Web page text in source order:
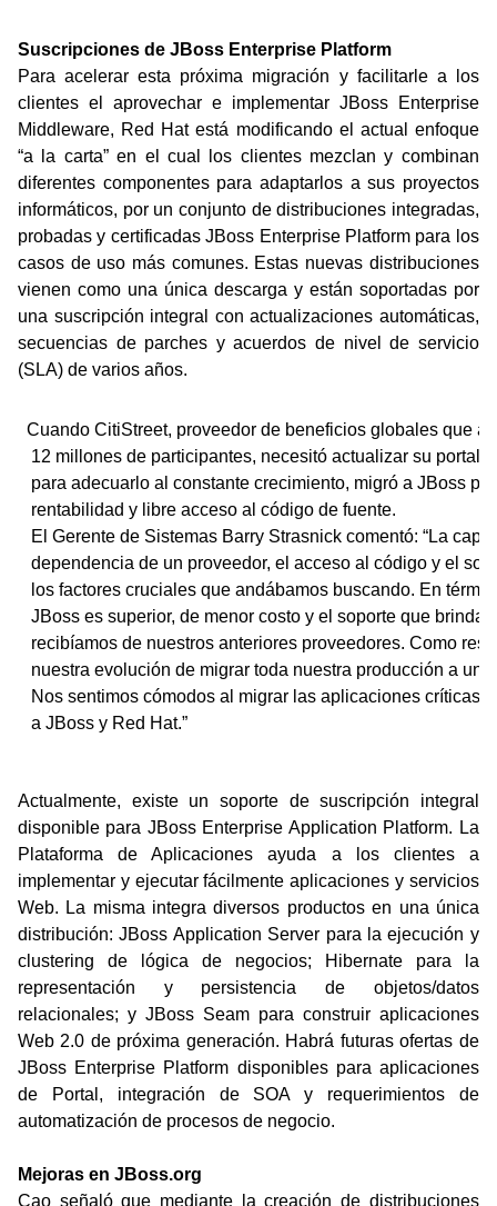
Suscripciones de JBoss Enterprise Platform
Para acelerar esta próxima migración y facilitarle a los
clientes el aprovechar e implementar JBoss Enterprise
Middleware, Red Hat está modificando el actual enfoque
“a la carta” en el cual los clientes mezclan y combinan
diferentes componentes para adaptarlos a sus proyectos
informáticos, por un conjunto de distribuciones integradas,
probadas y certificadas JBoss Enterprise Platform para los
casos de uso más comunes. Estas nuevas distribuciones
vienen como una única descarga y están soportadas por
una suscripción integral con actualizaciones automáticas,
secuencias de parches y acuerdos de nivel de servicio
(SLA) de varios años.
Cuando CitiStreet, proveedor de beneficios globales
12 millones de participantes, necesitó actualizar su
para adecuarlo al constante crecimiento, migró a
rentabilidad y libre acceso al código de fuente.
El Gerente de Sistemas Barry Strasnick comentó: “La
dependencia de un proveedor, el acceso al código y el
los factores cruciales que andábamos buscando. En
JBoss es superior, de menor costo y el soporte que
recibíamos de nuestros anteriores proveedores. Como
nuestra evolución de migrar toda nuestra producción a
Nos sentimos cómodos al migrar las aplicaciones
a JBoss y Red Hat.”
Actualmente, existe un soporte de suscripción integral
disponible para JBoss Enterprise Application Platform. La
Plataforma de Aplicaciones ayuda a los clientes a
implementar y ejecutar fácilmente aplicaciones y servicios
Web. La misma integra diversos productos en una única
distribución: JBoss Application Server para la ejecución y
clustering de lógica de negocios; Hibernate para la
representación y persistencia de objetos/datos
relacionales; y JBoss Seam para construir aplicaciones
Web 2.0 de próxima generación. Habrá futuras ofertas de
JBoss Enterprise Platform disponibles para aplicaciones
de Portal, integración de SOA y requerimientos de
automatización de procesos de negocio.
Mejoras en JBoss.org
Cao señaló que mediante la creación de distribuciones